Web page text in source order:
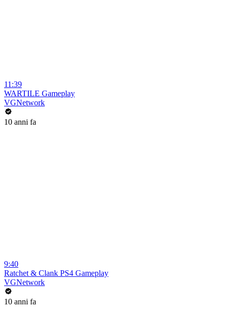
11:39
WARTILE Gameplay
VGNetwork
10 anni fa
9:40
Ratchet & Clank PS4 Gameplay
VGNetwork
10 anni fa